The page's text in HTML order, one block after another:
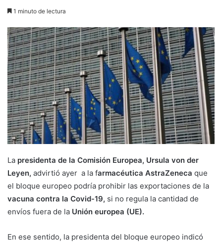
1 minuto de lectura
La presidenta de la Comisión Europea, Ursula von der
Leyen, advirtió ayer a la farmacéutica AstraZeneca que
el bloque europeo podría prohibir las exportaciones de la
vacuna contra la Covid-19, si no regula la cantidad de
envíos fuera de la Unión europea (UE).
En ese sentido, la presidenta del bloque europeo indicó